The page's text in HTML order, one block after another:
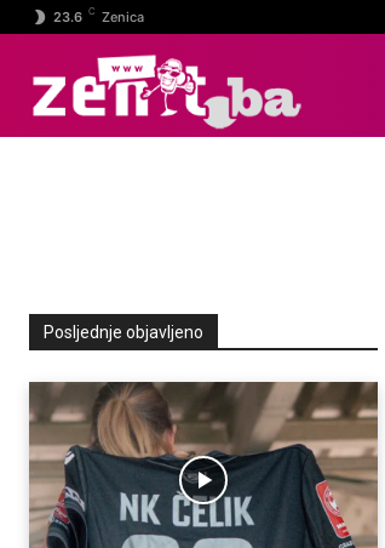
23.6 C Zenica
Posljednje objavljeno